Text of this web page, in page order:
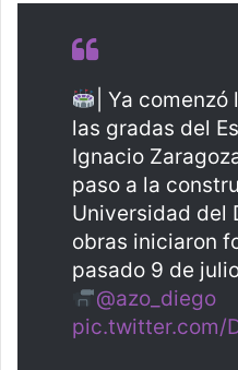
| Ya
las gradas del
Ignacio
paso a la
Universidad del
obras iniciaron
pasado 9 de
@azo_diego
pic.twitter.com/